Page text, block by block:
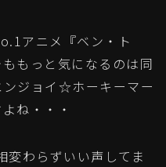
アニメ『ベン・ト
もっと気になるのは同
ンジョイ☆ホーキーマー
ね・・・
わらずいい声してま